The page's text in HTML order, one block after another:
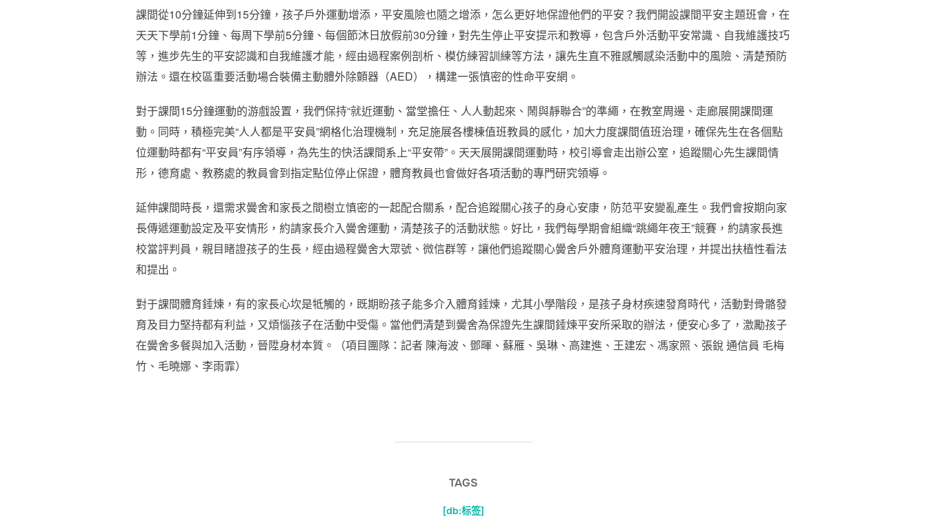
課間從10分鐘延伸到15分鐘，孩子戶外運動增添，平安風險也隨之增添，怎么更好地保證他們的平安？我們開設課間平安主題班會，在
天天下學前1分鐘、每周下學前5分鐘、每個節沐日放假前30分鐘，對先生停止平安提示和教導，包含戶外活動平安常識、自我維護技巧
等，進步先生的平安認識和自我維護才能，經由過程案例剖析、模仿練習訓練等方法，讓先生直不雅感觸感染活動中的風險、清楚預防
辦法。還在校區重要活動場合裝備主動體外除顫器（AED），構建一張慎密的性命平安網。
對于課間15分鐘運動的游戲設置，我們保持“就近運動、當堂擔任、人人動起來、鬧與靜聯合”的準繩，在教室周邊、走廊展開課間運
動。同時，積極完美“人人都是平安員”網格化治理機制，充足施展各樓棟值班教員的感化，加大力度課間值班治理，確保先生在各個點
位運動時都有“平安員”有序領導，為先生的快活課間系上“平安帶”。天天展開課間運動時，校引導會走出辦公室，追蹤關心先生課間情
形，德育處、教務處的教員會到指定點位停止保證，體育教員也會做好各項活動的專門研究領導。
延伸課間時長，還需求黌舍和家長之間樹立慎密的一起配合關系，配合追蹤關心孩子的身心安康，防范平安變亂產生。我們會按期向家
長傳遞運動設定及平安情形，約請家長介入黌舍運動，清楚孩子的活動狀態。好比，我們每學期會組織“跳繩年夜王”競賽，約請家長進
校當評判員，親目睹證孩子的生長，經由過程黌舍大眾號、微信群等，讓他們追蹤關心黌舍戶外體育運動平安治理，并提出扶植性看法
和提出。
對于課間體育錘煉，有的家長心坎是牴觸的，既期盼孩子能多介入體育錘煉，尤其小學階段，是孩子身材疾速發育時代，活動對骨骼發
育及目力堅持都有利益，又煩惱孩子在活動中受傷。當他們清楚到黌舍為保證先生課間錘煉平安所采取的辦法，便安心多了，激勵孩子
在黌舍多餐與加入活動，晉陞身材本質。（項目團隊：記者 陳海波、鄧暉、蘇雁、吳琳、高建進、王建宏、馮家照、張銳 通信員 毛梅
竹、毛曉娜、李雨霏）
TAGS
[db:标签]